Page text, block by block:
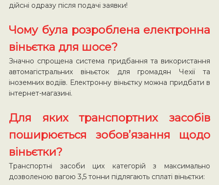
дійсні одразу після подачі заявки!
Чому була розроблена електронна
віньєтка для шосе?
Значно спрощена система придбання та використання
автомагістральних віньєток для громадян Чехії та
іноземних водіїв. Електронну віньєтку можна придбати в
інтернет-магазині.
Для яких транспортних засобів
поширюється зобов’язання щодо
віньєтки?
Транспортні засоби цих категорій з максимально
дозволеною вагою 3,5 тонни підлягають сплаті віньєтки: